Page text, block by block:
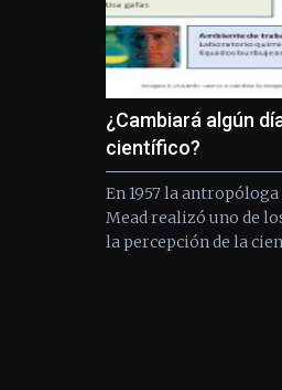
¿Cambiará algún
científico?
En 1957 la
Mead realizó uno de
la percepción de la